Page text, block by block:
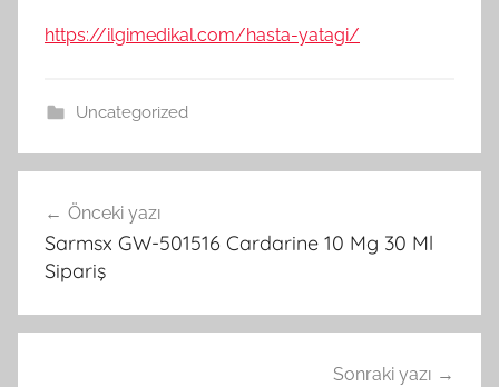
https://ilgimedikal.com/hasta-yatagi/
Uncategorized
gezinmesi
Önceki yazı
Sarmsx GW-501516 Cardarine 10 Mg 30 Ml
Sipariş
Sonraki yazı